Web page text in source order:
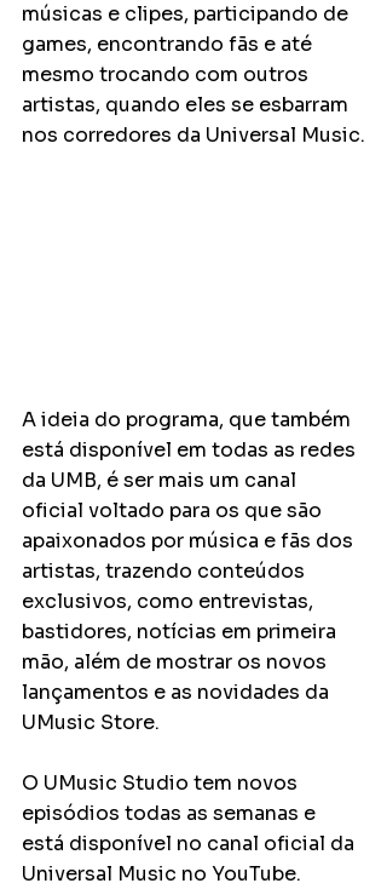
músicas e clipes, participando de
games, encontrando fãs e até
mesmo trocando com outros
artistas, quando eles se esbarram
nos corredores da Universal Music.
A ideia do programa, que também
está disponível em todas as redes
da UMB, é ser mais um canal
oficial voltado para os que são
apaixonados por música e fãs dos
artistas, trazendo conteúdos
exclusivos, como entrevistas,
bastidores, notícias em primeira
mão, além de mostrar os novos
lançamentos e as novidades da
UMusic Store.
O UMusic Studio tem novos
episódios todas as semanas e
está disponível no canal oficial da
Universal Music no YouTube.